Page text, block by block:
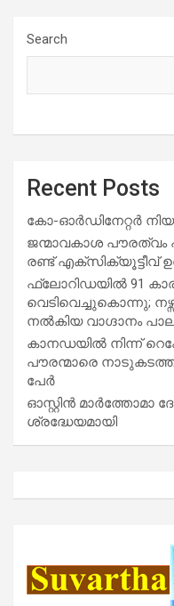
Search
Recent Posts
കോ-ഓർഡിനേറ്റർ
ജന്മാവകാശ പൗരത്വം
രണ്ട് എക്സിക്യൂട്ടീവ്
ഫ്ലോറിഡയിൽ 91
വെടിവെച്ചുകൊന്നു;
നൽകിയ വാഗ്ദാനം
കാനഡയിൽ നിന്ന്
പൗരന്മാരെ
പേർ
ഓസ്റ്റിൻ മാർത്തോമാ
ശ്രദ്ധേയമായി